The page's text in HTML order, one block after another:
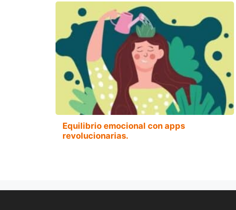
Equilibrio emocional con apps
revolucionarias.